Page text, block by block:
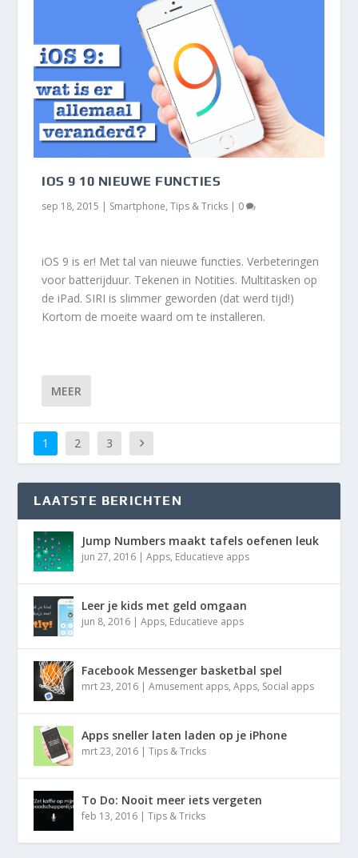
IOS 9 10 NIEUWE FUNCTIES
sep 18, 2015 | Smartphone,Tips & Tricks | 0
iOS 9 is er! Met tal van nieuwe functies. Verbeteringen
voor batterijduur. Tekenen in Notities. Multitasken op
de iPad. SIRI is slimmer geworden (dat werd tijd!)
Kortom de moeite waard om te installeren.
MEER
1 2 3
LAATSTE BERICHTEN
Jump Numbers maakt tafels oefenen leuk
jun 27, 2016 |Apps, Educatieve apps
Leer je kids met geld omgaan
jun 8, 2016 |Apps, Educatieve apps
Facebook Messenger basketbal spel
mrt 23, 2016 |Amusement apps,Apps, Social apps
Apps sneller laten laden op je iPhone
mrt 23, 2016 |Tips & Tricks
To Do: Nooit meer iets vergeten
feb 13, 2016 |Tips & Tricks